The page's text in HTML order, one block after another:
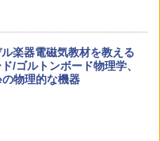
AI完全攻略図鑑
知育玩具 おもちゃ 4歳以
楽器電磁気教材を教える
/ゴルトンボード物理学、
物理的な機器